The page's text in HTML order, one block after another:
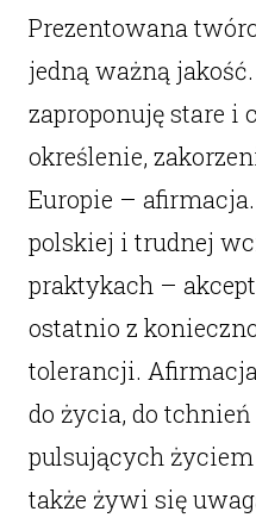
Prezentowana
jedną ważną
zaproponuję stare i
określenie,
Europie –
polskiej i trudnej
praktykach –
ostatnio z
tolerancji.
do życia, do
pulsujących
także żywi się